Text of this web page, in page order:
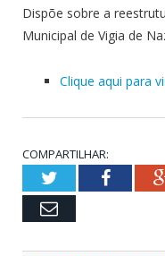
Dispõe sobre a
Municipal de Vigia de
Clique aqui para
COMPARTILHAR:
Twitter
Email